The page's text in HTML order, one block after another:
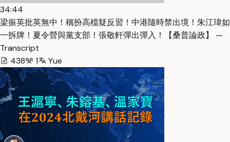
34:44
梁振英批英無中！稱扮高檔疑反習！中港隨時禁出境！朱江瑋如
一拆牌！夏令營與黨支部！張敬軒彈出彈入！【桑普論政】 —
Transcript
438
1 Yue